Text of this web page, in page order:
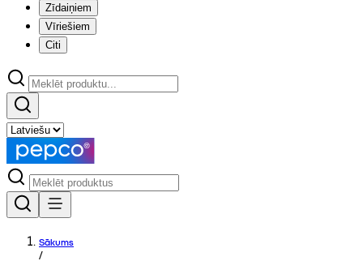
Zīdaiņiem
Vīriešiem
Citi
Sākums
/